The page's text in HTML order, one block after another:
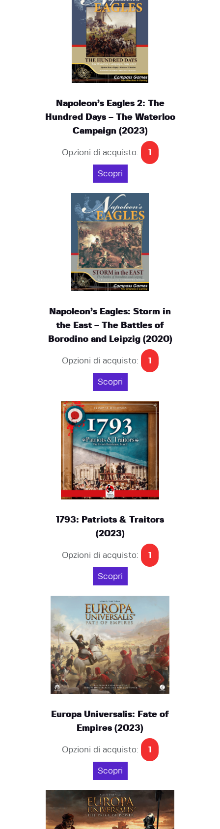
Napoleon’s Eagles 2: The
Hundred Days – The Waterloo
Campaign (2023)
Opzioni di acquisto: 1
Scopri
Napoleon’s Eagles: Storm in
the East – The Battles of
Borodino and Leipzig (2020)
Opzioni di acquisto: 1
Scopri
1793: Patriots & Traitors
(2023)
Opzioni di acquisto: 1
Scopri
Europa Universalis: Fate of
Empires (2023)
Opzioni di acquisto: 1
Scopri